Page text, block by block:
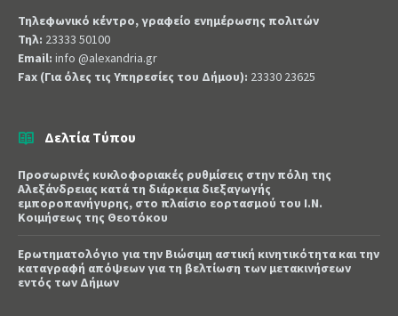
Τηλεφωνικό κέντρο, γραφείο ενημέρωσης πολιτών
Τηλ: 23333 50100
Email: info @alexandria.gr
Fax (Για όλες τις Υπηρεσίες του Δήμου): 23330 23625
Δελτία Τύπου
Προσωρινές κυκλοφοριακές ρυθμίσεις στην πόλη της
Αλεξάνδρειας κατά τη διάρκεια διεξαγωγής
εμποροπανήγυρης, στο πλαίσιο εορτασμού του Ι.Ν.
Κοιμήσεως της Θεοτόκου
Ερωτηματολόγιο για την Βιώσιμη αστική κινητικότητα και την
καταγραφή απόψεων για τη βελτίωση των μετακινήσεων
εντός των Δήμων